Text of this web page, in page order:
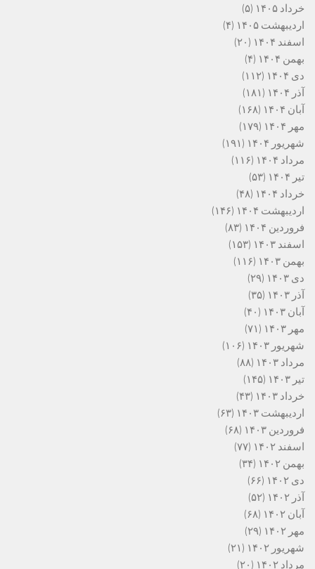
خرداد ۱۴۰۵
(۵)
اردیبهشت ۱۴۰۵
(۴)
اسفند ۱۴۰۴
(۲۰)
بهمن ۱۴۰۴
(۴)
دی ۱۴۰۴
(۱۱۲)
آذر ۱۴۰۴
(۱۸۱)
آبان ۱۴۰۴
(۱۶۸)
مهر ۱۴۰۴
(۱۷۹)
شهریور ۱۴۰۴
(۱۹۱)
مرداد ۱۴۰۴
(۱۱۶)
تیر ۱۴۰۴
(۵۳)
خرداد ۱۴۰۴
(۴۸)
اردیبهشت ۱۴۰۴
(۱۴۶)
فروردین ۱۴۰۴
(۸۳)
اسفند ۱۴۰۳
(۱۵۳)
بهمن ۱۴۰۳
(۱۱۶)
دی ۱۴۰۳
(۲۹)
آذر ۱۴۰۳
(۳۵)
آبان ۱۴۰۳
(۴۰)
مهر ۱۴۰۳
(۷۱)
شهریور ۱۴۰۳
(۱۰۶)
مرداد ۱۴۰۳
(۸۸)
تیر ۱۴۰۳
(۱۴۵)
خرداد ۱۴۰۳
(۴۳)
اردیبهشت ۱۴۰۳
(۶۳)
فروردین ۱۴۰۳
(۶۸)
اسفند ۱۴۰۲
(۷۷)
بهمن ۱۴۰۲
(۳۴)
دی ۱۴۰۲
(۶۶)
آذر ۱۴۰۲
(۵۲)
آبان ۱۴۰۲
(۶۸)
مهر ۱۴۰۲
(۲۹)
شهریور ۱۴۰۲
(۲۱)
مرداد ۱۴۰۲
(۲۰)